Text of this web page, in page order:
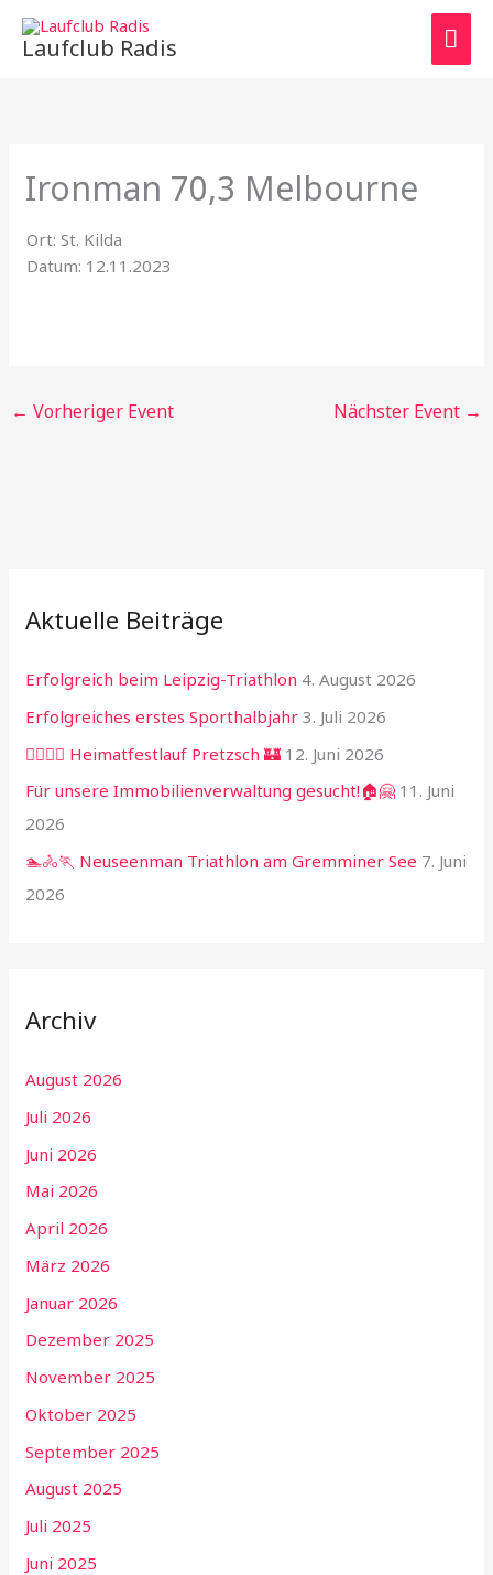
Zum
InhaltLaufclub Radis
Ironman 70,3 Melbourne
Ort: St. Kilda
Datum: 12.11.2023
← Vorheriger Event Nächster Event →
Aktuelle Beiträge
Erfolgreich beim Leipzig-Triathlon 4. August 2026
Erfolgreiches erstes Sporthalbjahr 3. Juli 2026
🏃‍♂️🏃‍♀️ Heimatfestlauf Pretzsch 🏰 12. Juni 2026
Für unsere Immobilienverwaltung gesucht!🏠🤗 11. Juni
2026
🏊🚴🏃 Neuseenman Triathlon am Gremminer See 7. Juni
2026
Archiv
August 2026
Juli 2026
Juni 2026
Mai 2026
April 2026
März 2026
Januar 2026
Dezember 2025
November 2025
Oktober 2025
September 2025
August 2025
Juli 2025
Juni 2025